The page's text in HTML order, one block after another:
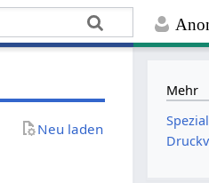
Neu laden
Mehr